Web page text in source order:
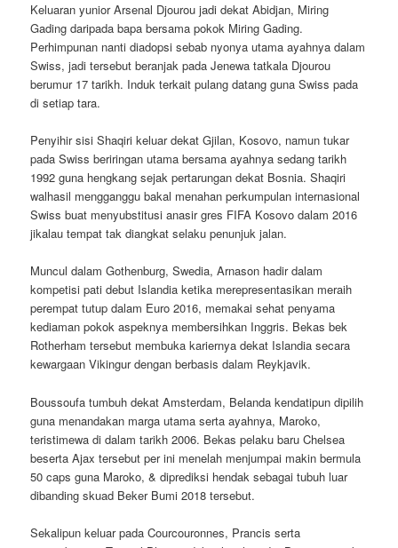
Keluaran yunior Arsenal Djourou jadi dekat Abidjan, Miring
Gading daripada bapa bersama pokok Miring Gading.
Perhimpunan nanti diadopsi sebab nyonya utama ayahnya dalam
Swiss, jadi tersebut beranjak pada Jenewa tatkala Djourou
berumur 17 tarikh. Induk terkait pulang datang guna Swiss pada
di setiap tara.
Penyihir sisi Shaqiri keluar dekat Gjilan, Kosovo, namun tukar
pada Swiss beriringan utama bersama ayahnya sedang tarikh
1992 guna hengkang sejak pertarungan dekat Bosnia. Shaqiri
walhasil mengganggu bakal menahan perkumpulan internasional
Swiss buat menyubstitusi anasir gres FIFA Kosovo dalam 2016
jikalau tempat tak diangkat selaku penunjuk jalan.
Muncul dalam Gothenburg, Swedia, Arnason hadir dalam
kompetisi pati debut Islandia ketika merepresentasikan meraih
perempat tutup dalam Euro 2016, memakai sehat penyama
kediaman pokok aspeknya membersihkan Inggris. Bekas bek
Rotherham tersebut membuka kariernya dekat Islandia secara
kewargaan Vikingur dengan berbasis dalam Reykjavik.
Boussoufa tumbuh dekat Amsterdam, Belanda kendatipun dipilih
guna menandakan marga utama serta ayahnya, Maroko,
teristimewa di dalam tarikh 2006. Bekas pelaku baru Chelsea
beserta Ajax tersebut per ini menelah menjumpai makin bermula
50 caps guna Maroko, & diprediksi hendak sebagai tubuh luar
dibanding skuad Beker Bumi 2018 tersebut.
Sekalipun keluar pada Courcouronnes, Prancis serta